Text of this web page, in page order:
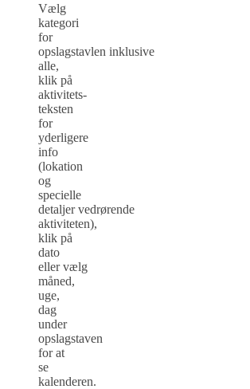
Vælg
kategori
for
opslagstavlen inklusive
alle,
klik på
aktivitets-
teksten
for
yderligere
info
(lokation
og
specielle
detaljer vedrørende
aktiviteten),
klik på
dato
eller vælg
måned,
uge,
dag
under
opslagstaven
for at
se
kalenderen.